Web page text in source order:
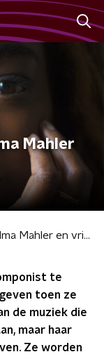
Mahler
Mahler Festival 2025: Alma Mahler en vrienden
te
toen ze
de muziek die
maar haar
Ze worden